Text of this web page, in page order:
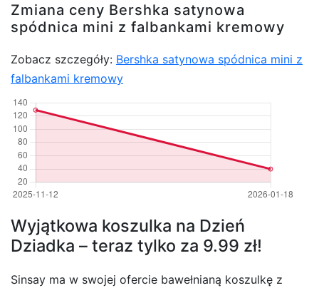
Zmiana ceny Bershka satynowa
spódnica mini z falbankami kremowy
Zobacz szczegóły: Bershka satynowa spódnica mini z
falbankami kremowy
Wyjątkowa koszulka na Dzień
Dziadka – teraz tylko za 9.99 zł!
Sinsay ma w swojej ofercie bawełnianą koszulkę z